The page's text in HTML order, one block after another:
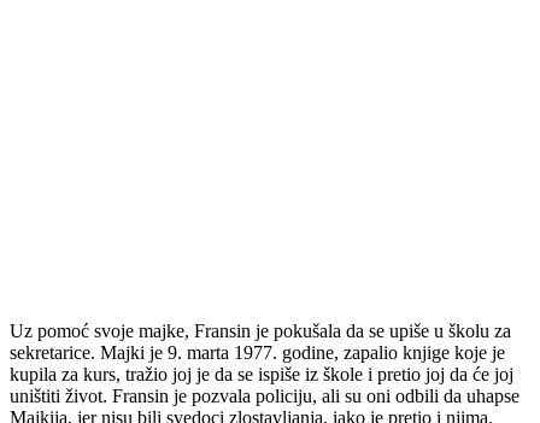
Uz pomoć svoje majke, Fransin je pokušala da se upiše u školu za
sekretarice. Majki je 9. marta 1977. godine, zapalio knjige koje je
kupila za kurs, tražio joj je da se ispiše iz škole i pretio joj da će joj
uništiti život. Fransin je pozvala policiju, ali su oni odbili da uhapse
Majkija, jer nisu bili svedoci zlostavljanja, iako je pretio i njima.